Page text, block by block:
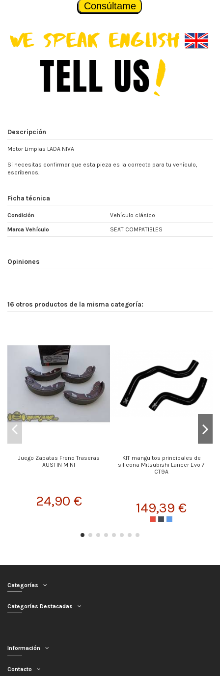
Consúltame
Descripción
Motor Limpias LADA NIVA
Si necesitas confirmar que esta pieza es la correcta para tu vehículo,
escríbenos.
Ficha técnica
Condición Vehículo clásico
Marca Vehículo SEAT COMPATIBLES
Opiniones
16 otros productos de la misma categoría:
Juego Zapatas Freno Traseras
AUSTIN MINI
24,90 €
KIT manguitos principales de
silicona Mitsubishi Lancer Evo 7
CT9A
149,39 €
Categorías
Categorías Destacadas
Información
Contacto